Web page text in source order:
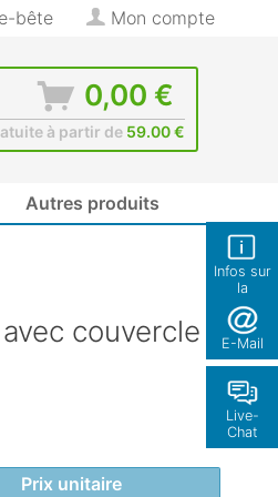
Infos sur
la
boutique
E-Mail
Live-
Chat
bête Mon compte
0,00 €
à partir de 59.00 €
Autres produits
couvercle
Prix unitaire